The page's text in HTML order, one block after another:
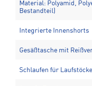
Material: Polyamid,
Bestandteil)
Integrierte Innenshorts
Gesäßtasche mit
Schlaufen für Laufstöcke